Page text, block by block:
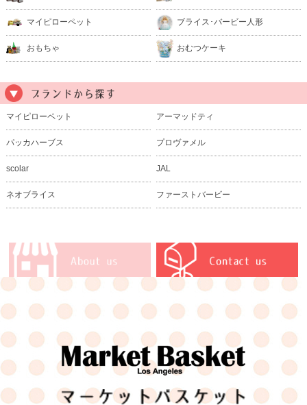
マイピローペット ブライス･バービー人形
おもちゃ おむつケーキ
マイピローペット アーマッドティ
パッカハーブス プロヴァメル
scolar JAL
ネオブライス ファーストバービー